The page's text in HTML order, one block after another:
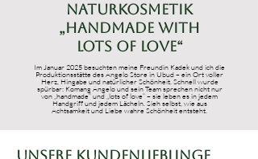
Naturkosmetik
„Handmade with
lots of love“
Im Januar 2025 besuchten meine Freundin Kadek und ich die
Produktionsstätte des Angelo Store in Ubud – ein Ort voller
Herz, Hingabe und natürlicher Schönheit. Schnell wurde
spürbar: Komang Angelo und sein Team sprechen nicht nur
von „handmade“ und „lots of love“ – sie leben es in jedem
Handgriff und jedem Lächeln. Sieh selbst, wie aus
Achtsamkeit und Liebe wahre Schönheit entsteht.
Unsere Kundenlieblinge